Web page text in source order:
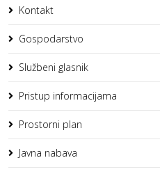
Kontakt
Gospodarstvo
Službeni glasnik
Pristup informacijama
Prostorni plan
Javna nabava